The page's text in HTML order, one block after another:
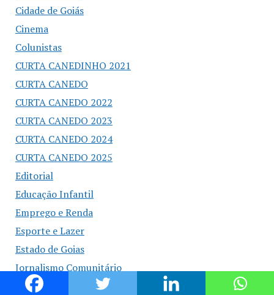
Cidade de Goiás
Cinema
Colunistas
CURTA CANEDINHO 2021
CURTA CANEDO
CURTA CANEDO 2022
CURTA CANEDO 2023
CURTA CANEDO 2024
CURTA CANEDO 2025
Editorial
Educação Infantil
Emprego e Renda
Esporte e Lazer
Estado de Goias
Jornalismo Comunitário
Líder Produtivo